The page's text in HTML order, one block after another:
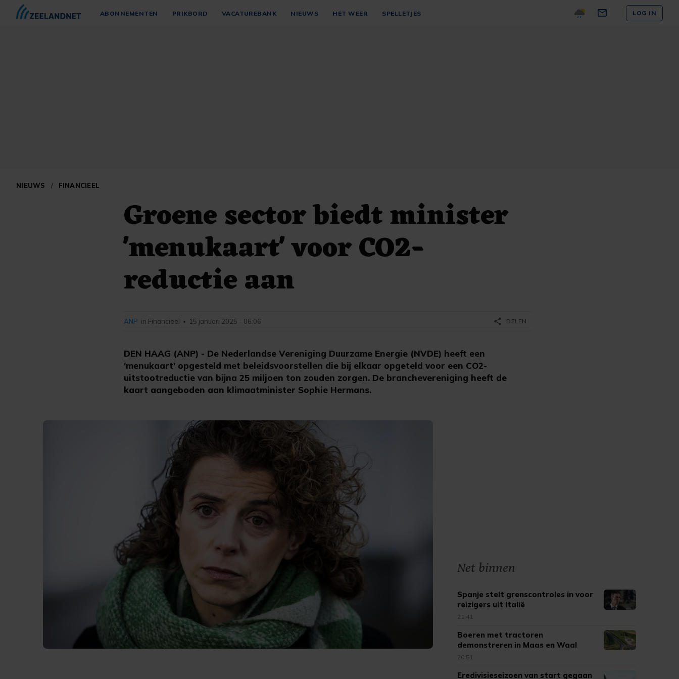
ABONNEMENTEN PRIKBORD VACATUREBANK NIEUWS HET WEER SPELLETJES LOG IN
NIEUWS / FINANCIEEL
Groene sector biedt minister
'menukaart' voor CO2-
reductie aan
DEN HAAG (ANP) - De Nederlandse Vereniging Duurzame Energie (NVDE) heeft een
'menukaart' opgesteld met beleidsvoorstellen die bij elkaar opgeteld voor een CO2-
uitstootreductie van bijna 25 miljoen ton zouden zorgen. De branchevereniging heeft de
kaart aangeboden aan klimaatminister Sophie Hermans.
ANP in Financieel • 15 januari 2025 - 06:06 share DELEN
Net binnen
Spanje stelt grenscontroles in voor
reizigers uit Italië
21:41
Boeren met tractoren
demonstreren in Maas en Waal
20:51
Eredivisieseizoen van start gegaan